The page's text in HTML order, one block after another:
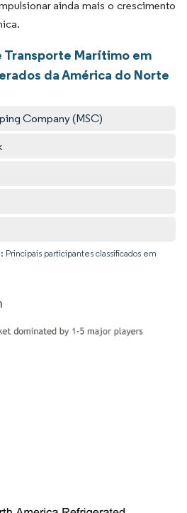
ainda mais o crescimento
Marítimo em
da América do Norte
Company (MSC)
participantes classificados em